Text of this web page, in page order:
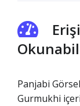
Panjabi
Gurmukhi